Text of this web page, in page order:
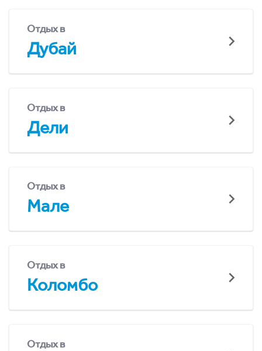
Отдых в
Дубай
Отдых в
Дели
Отдых в
Мале
Отдых в
Коломбо
Отдых в